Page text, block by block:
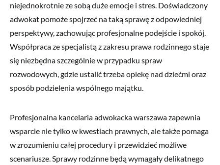
niejednokrotnie ze sobą duże emocje i stres. Doświadczony
adwokat pomoże spojrzeć na taką sprawę z odpowiedniej
perspektywy, zachowując profesjonalne podejście i spokój.
Współpraca ze specjalistą z zakresu prawa rodzinnego staje
się niezbędna szczególnie w przypadku spraw
rozwodowych, gdzie ustalić trzeba opiekę nad dziećmi oraz
sposób podzielenia wspólnego majątku.
Profesjonalna kancelaria adwokacka warszawa zapewnia
wsparcie nie tylko w kwestiach prawnych, ale także pomaga
w zrozumieniu całej procedury i przewidzieć możliwe
scenariusze. Sprawy rodzinne będą wymagały delikatnego